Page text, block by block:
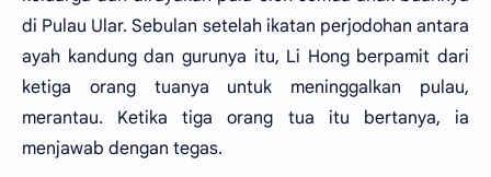
di Pulau Ular. Sebulan setelah ikatan perjodohan antara
ayah kandung dan gurunya itu, Li Hong berpamit dari
ketiga orang tuanya untuk meninggalkan pulau,
merantau. Ketika tiga orang tua itu bertanya, ia
menjawab dengan tegas.